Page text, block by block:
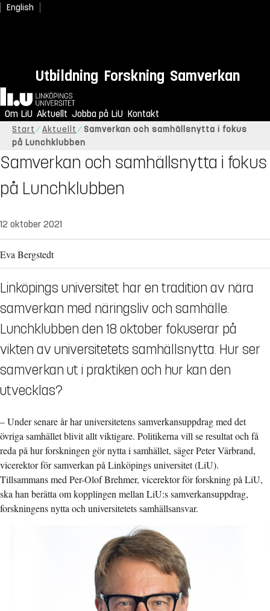
English
Utbildning Forskning Samverkan
Hem
Om LiU Aktuellt Jobba på LiU Kontakt
Start Aktuellt
Samverkan och samhällsnytta i fokus
på Lunchklubben
Samverkan och samhällsnytta i fokus
på Lunchklubben
12 oktober 2021
Eva Bergstedt
Linköpings universitet har en tradition av nära
samverkan med näringsliv och samhälle.
Lunchklubben den 18 oktober fokuserar på
vikten av universitetets samhällsnytta. Hur ser
samverkan ut i praktiken och hur kan den
utvecklas?
– Under senare år har universitetens samverkansuppdrag med det
övriga samhället blivit allt viktigare. Politikerna vill se resultat och få
reda på hur forskningen gör nytta i samhället, säger Peter Värbrand,
vicerektor för samverkan på Linköpings universitet (LiU).
Tillsammans med Per-Olof Brehmer, vicerektor för forskning på LiU,
ska han berätta om kopplingen mellan LiU:s samverkansuppdrag,
forskningens nytta och universitetets samhällsansvar.